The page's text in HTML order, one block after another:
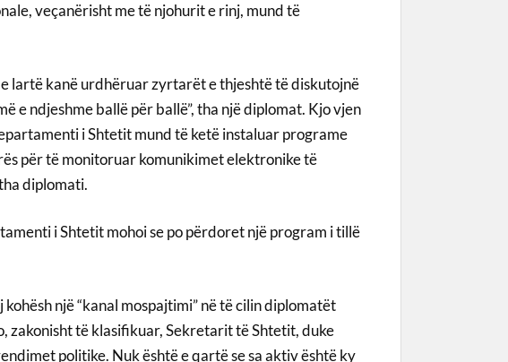
veçanërisht me të njohurit e rinj, mund të
lartë kanë urdhëruar zyrtarët e thjeshtë të diskutojnë
e ndjeshme ballë për ballë”, tha një diplomat. Kjo vjen
i Shtetit mund të ketë instaluar programe
për të monitoruar komunikimet elektronike të
diplomati.
i Shtetit mohoi se po përdoret një program i tillë
një “kanal mospajtimi” në të cilin diplomatët
zakonisht të klasifikuar, Sekretarit të Shtetit, duke
politike. Nuk është e qartë se sa aktiv është ky